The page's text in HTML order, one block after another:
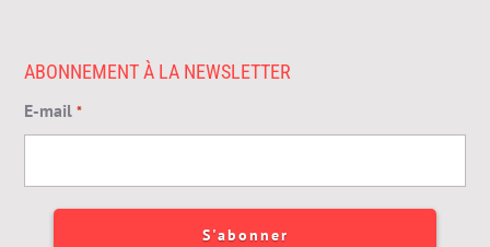
ABONNEMENT À LA NEWSLETTER
E-mail *